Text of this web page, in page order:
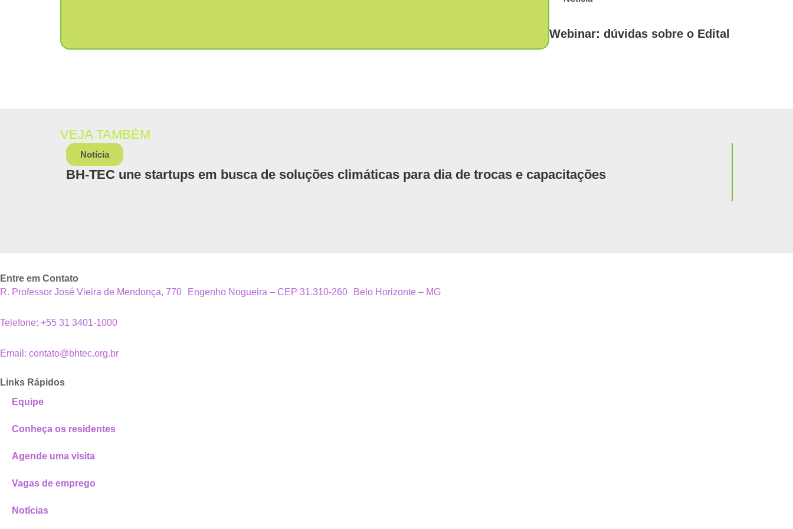
Webinar: dúvidas sobre o Edital
VEJA TAMBÉM
Notícia
BH-TEC une startups em busca de soluções climáticas para dia de trocas e capacitações
Entre em Contato
R. Professor José Vieira de Mendonça, 770 Engenho Nogueira – CEP 31.310-260 Belo Horizonte – MG
Telefone: +55 31 3401-1000
Email: contato@bhtec.org.br
Links Rápidos
Equipe
Conheça os residentes
Agende uma visita
Vagas de emprego
Notícias